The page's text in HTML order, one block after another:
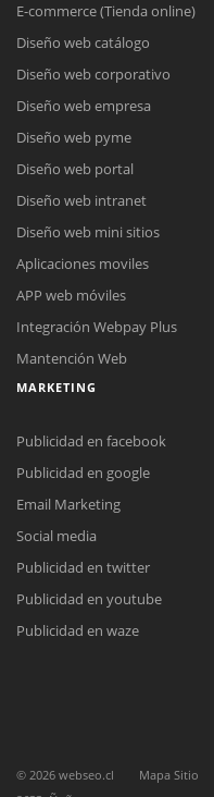
Nuestros ejecutivos le
Complete el formulario
Todos nuestros ejecutivos
para enviarnos un correo
E-commerce (Tienda online)
Diseño web catálogo
Diseño web corporativo
Diseño web empresa
Diseño web pyme
Diseño web portal
Diseño web intranet
Diseño web mini sitios
Aplicaciones moviles
APP web móviles
Integración Webpay Plus
Mantención Web
MARKETING
Publicidad en facebook
Publicidad en google
Email Marketing
Social media
Publicidad en twitter
Publicidad en youtube
Publicidad en waze
© 2026 webseo.cl Mapa Sitio